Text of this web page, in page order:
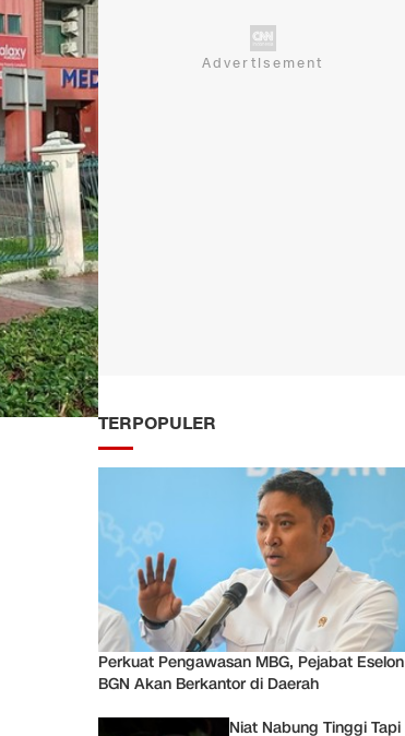
TERPOPULER
Perkuat Pengawasan MBG, Pejabat Eselon
BGN Akan Berkantor di Daerah
Niat Nabung Tinggi Tapi